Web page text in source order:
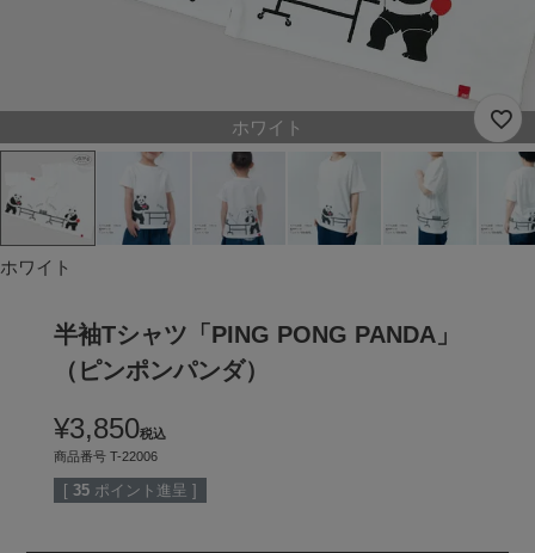
ホワイト
ホワイト
半袖Tシャツ「PING PONG PANDA」
（ピンポンパンダ）
¥3,850税込
商品番号 T-22006
[ 35 ポイント進呈 ]